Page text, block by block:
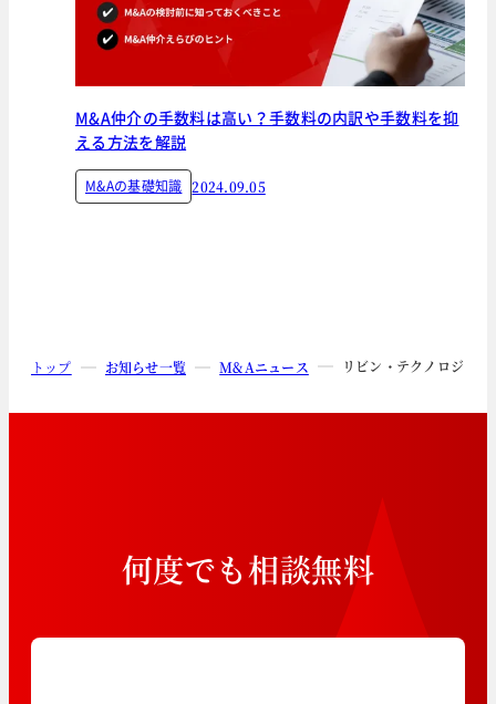
M&A仲介の手数料は高い？手数料の内訳や手数料を抑
える方法を解説
M&Aの基礎知識 2024.09.05
トップ お知らせ一覧 M&Aニュース リビン・テクノロジー
何度でも相談無料